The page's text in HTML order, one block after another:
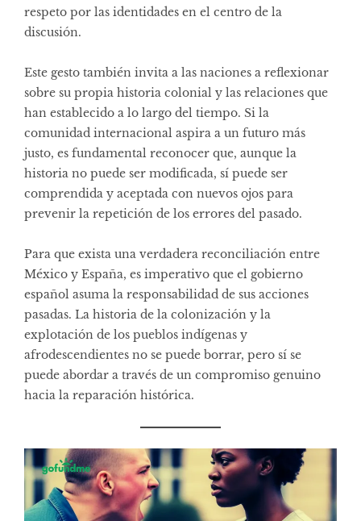
respeto por las identidades en el centro de la
discusión.
Este gesto también invita a las naciones a reflexionar
sobre su propia historia colonial y las relaciones que
han establecido a lo largo del tiempo. Si la
comunidad internacional aspira a un futuro más
justo, es fundamental reconocer que, aunque la
historia no puede ser modificada, sí puede ser
comprendida y aceptada con nuevos ojos para
prevenir la repetición de los errores del pasado.
Para que exista una verdadera reconciliación entre
México y España, es imperativo que el gobierno
español asuma la responsabilidad de sus acciones
pasadas. La historia de la colonización y la
explotación de los pueblos indígenas y
afrodescendientes no se puede borrar, pero sí se
puede abordar a través de un compromiso genuino
hacia la reparación histórica.